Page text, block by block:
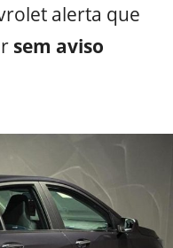
alerta que
sem aviso